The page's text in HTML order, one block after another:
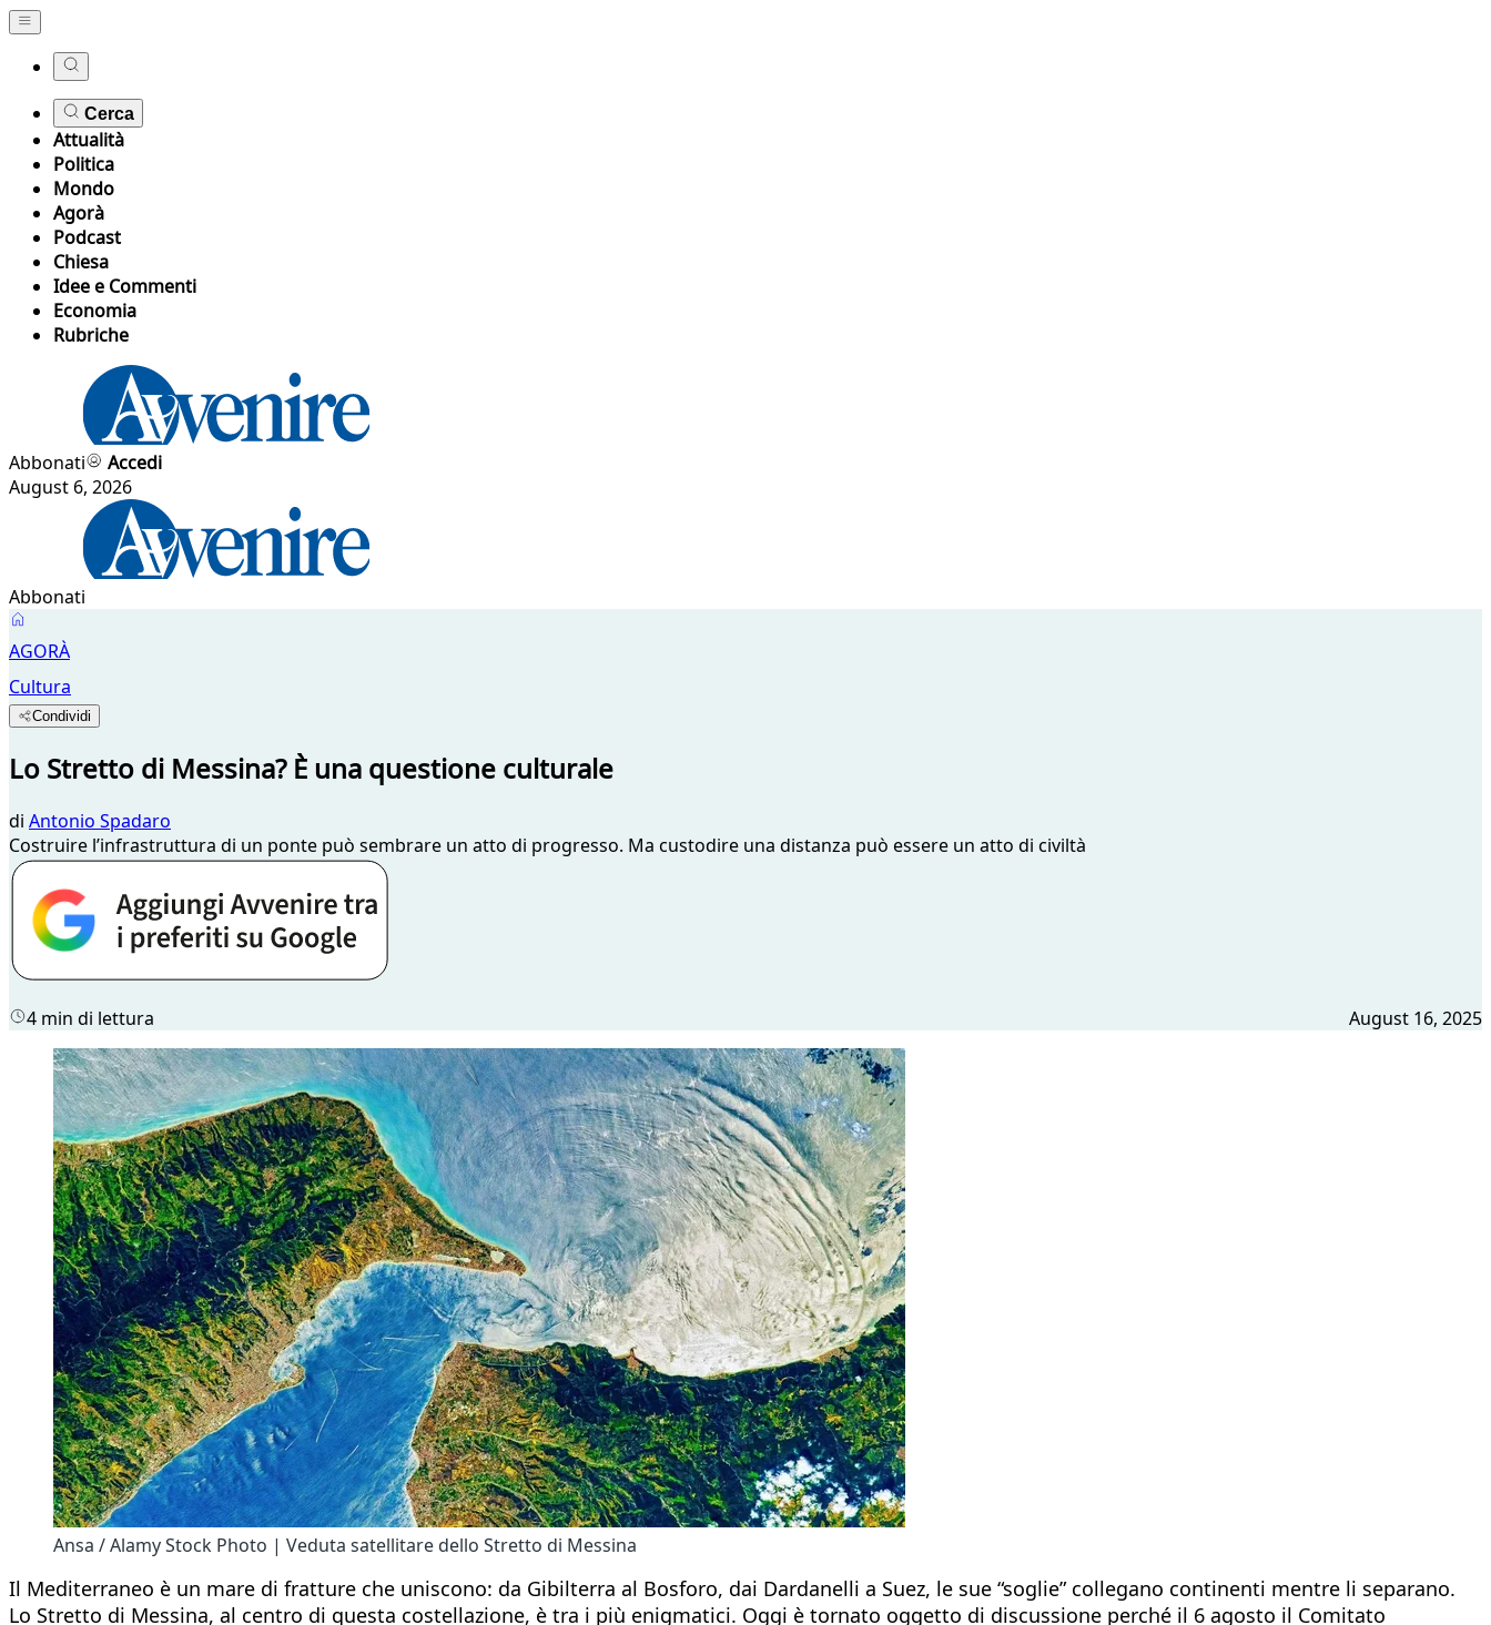
Cerca
Attualità
Politica
Mondo
Agorà
Podcast
Chiesa
Idee e Commenti
Economia
Rubriche
Abbonati
Accedi
August 6, 2026
Abbonati
AGORÀ
Cultura
Condividi
Lo Stretto di Messina? È una questione culturale
di Antonio Spadaro
Costruire l’infrastruttura di un ponte può sembrare un atto di progresso. Ma custodire una distanza può essere un atto di civiltà
4 min di lettura August 16, 2025
Ansa / Alamy Stock Photo | Veduta satellitare dello Stretto di Messina
Il Mediterraneo è un mare di fratture che uniscono: da Gibilterra al Bosforo, dai Dardanelli a Suez, le sue “soglie” collegano continenti mentre li separano.
Lo Stretto di Messina, al centro di questa costellazione, è tra i più enigmatici. Oggi è tornato oggetto di discussione perché il 6 agosto il Comitato